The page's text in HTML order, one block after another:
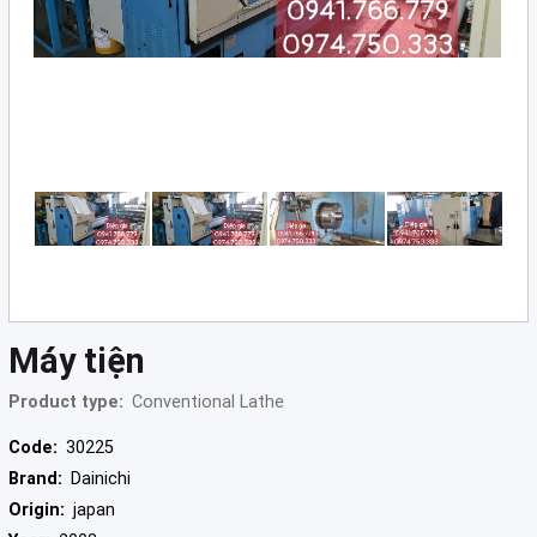
Machine
(2)
(6)
Conventional
Machine
Brake
(4)
Punch
Máy tiện
Product type: Conventional Lathe
Code: 30225
Brand: Dainichi
Origin: japan